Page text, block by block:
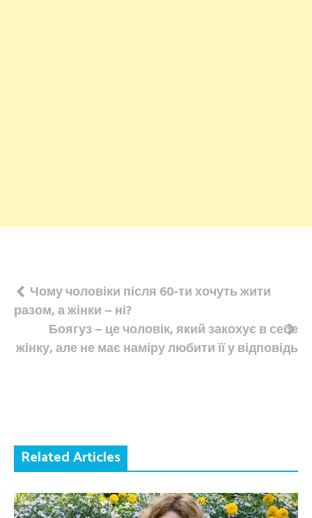
Навігація
записів
Чому чоловіки після 60-ти хочуть жити
разом, а жінки – ні?
Боягуз – це чоловік, який закохує в себе
жінку, але не має наміру любити її у відповідь
Related Articles